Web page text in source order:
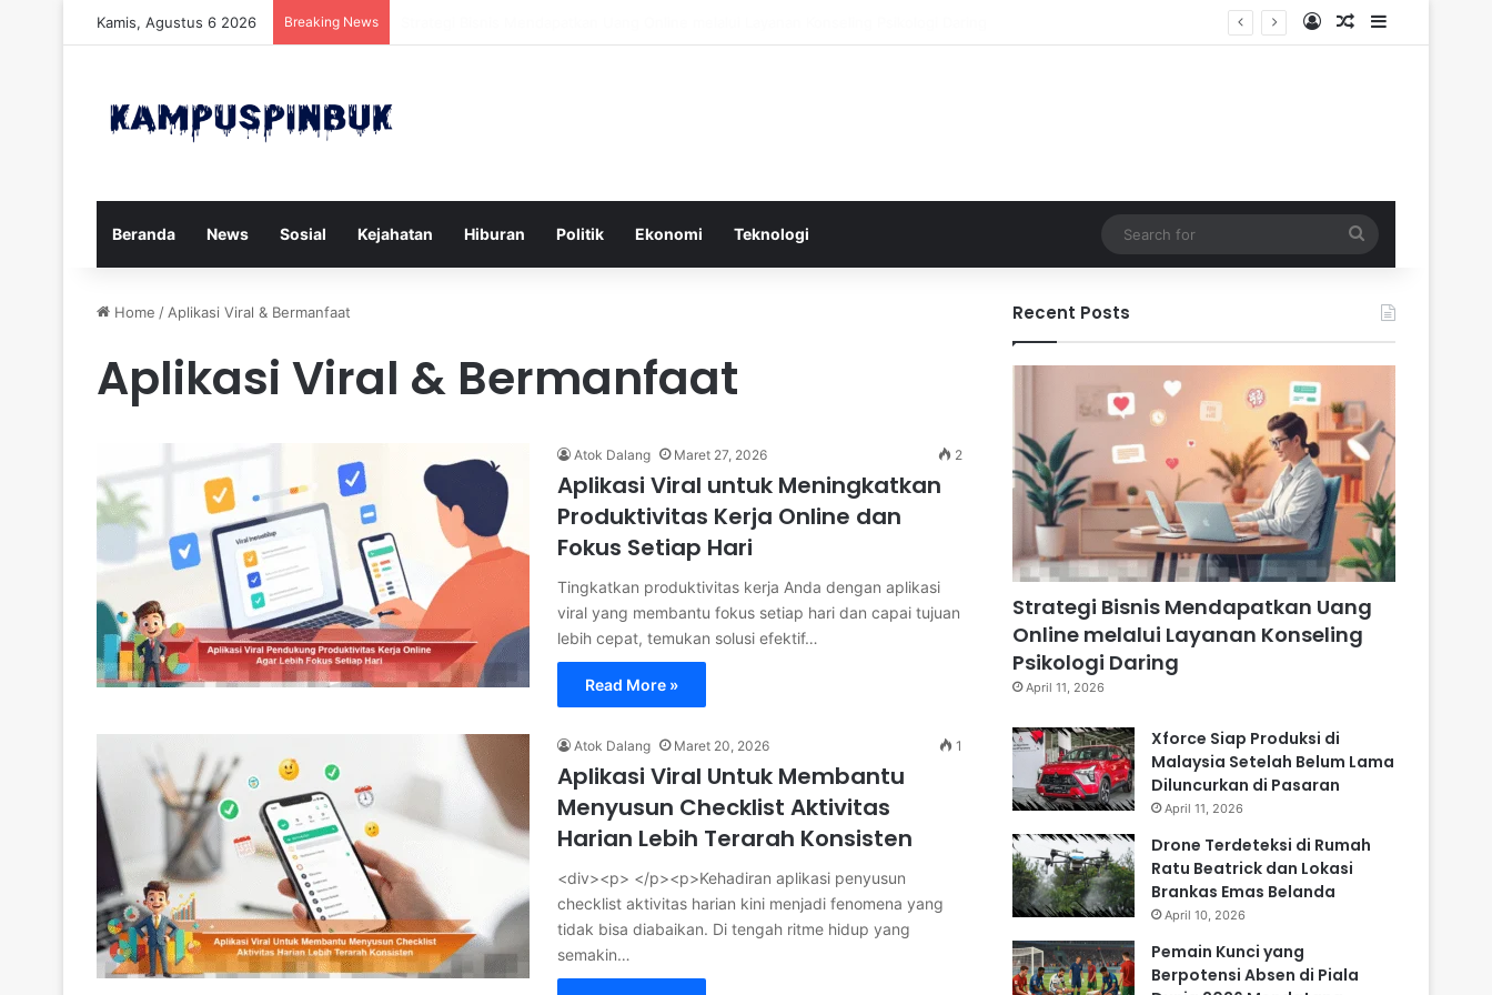
Kamis, Agustus 6 2026 Breaking News Log InRandom Article
Sidebar
Beranda News Sosial Kejahatan Hiburan Politik Ekonomi Teknologi
for
Home / Aplikasi Viral & Bermanfaat
Aplikasi Viral & Bermanfaat
Atok Dalang Maret 27, 2026 2
Aplikasi Viral untuk Meningkatkan
Produktivitas Kerja Online dan
Fokus Setiap Hari
Tingkatkan produktivitas kerja Anda dengan aplikasi
viral yang membantu fokus setiap hari dan capai tujuan
lebih cepat, temukan solusi efektif…
Read More »
Atok Dalang Maret 20, 2026 1
Aplikasi Viral Untuk Membantu
Menyusun Checklist Aktivitas
Harian Lebih Terarah Konsisten
<div><p> </p><p>Kehadiran aplikasi penyusun
checklist aktivitas harian kini menjadi fenomena yang
tidak bisa diabaikan. Di tengah ritme hidup yang
semakin…
Recent Posts
Strategi Bisnis Mendapatkan Uang
Online melalui Layanan Konseling
Psikologi Daring
April 11, 2026
Xforce Siap Produksi di
Malaysia Setelah Belum Lama
Diluncurkan di Pasaran
April 11, 2026
Drone Terdeteksi di Rumah
Ratu Beatrick dan Lokasi
Brankas Emas Belanda
April 10, 2026
Pemain Kunci yang
Berpotensi Absen di Piala